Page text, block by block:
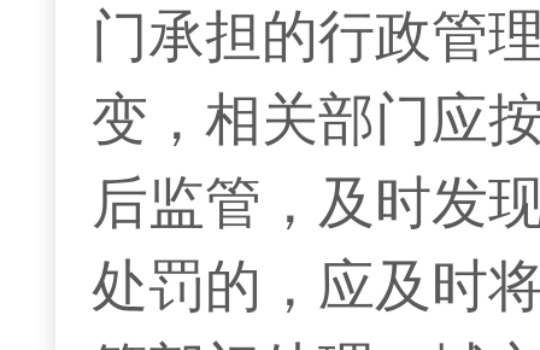
门承担的行政管
变，相关部门应
后监管，及时发
处罚的，应及时